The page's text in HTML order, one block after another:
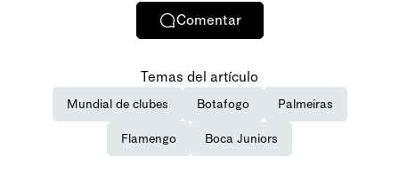
Comentar
Temas del artículo
Mundial de clubes Botafogo Palmeiras
Flamengo Boca Juniors